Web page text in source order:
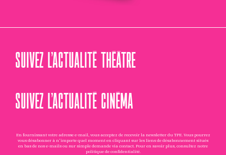
SUIVEZ L’ACTUALITÉ THÉÂTRE
SUIVEZ L’ACTUALITÉ CINÉMA
En fournissant votre adresse e-mail, vous acceptez de recevoir la newsletter du TPE. Vous pourrez
vous désabonner à n'importe quel moment en cliquant sur les liens de désabonnement situés
en bas de nos e-mails ou sur simple demande via contact. Pour en savoir plus, consultez notre
politique de confidentialité.